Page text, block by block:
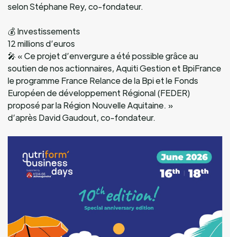
selon Stéphane Rey, co-fondateur.
💰 Investissements
12 millions d’euros
🎤 « Ce projet d’envergure a été possible grâce au
soutien de nos actionnaires, Aquiti Gestion et BpiFrance
le programme France Relance de la Bpi et le Fonds
Européen de développement Régional (FEDER)
proposé par la Région Nouvelle Aquitaine. »
d’après David Gaudout, co-fondateur.